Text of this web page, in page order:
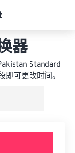
器
Standard
可更改时间。